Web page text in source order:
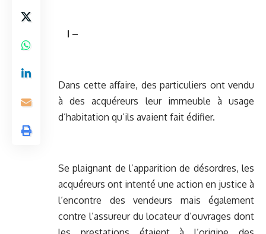
I –
Dans cette affaire, des particuliers ont vendu
à des acquéreurs leur immeuble à usage
d’habitation qu’ils avaient fait édifier.
Se plaignant de l’apparition de désordres, les
acquéreurs ont intenté une action en justice à
l‘encontre des vendeurs mais également
contre l’assureur du locateur d’ouvrages dont